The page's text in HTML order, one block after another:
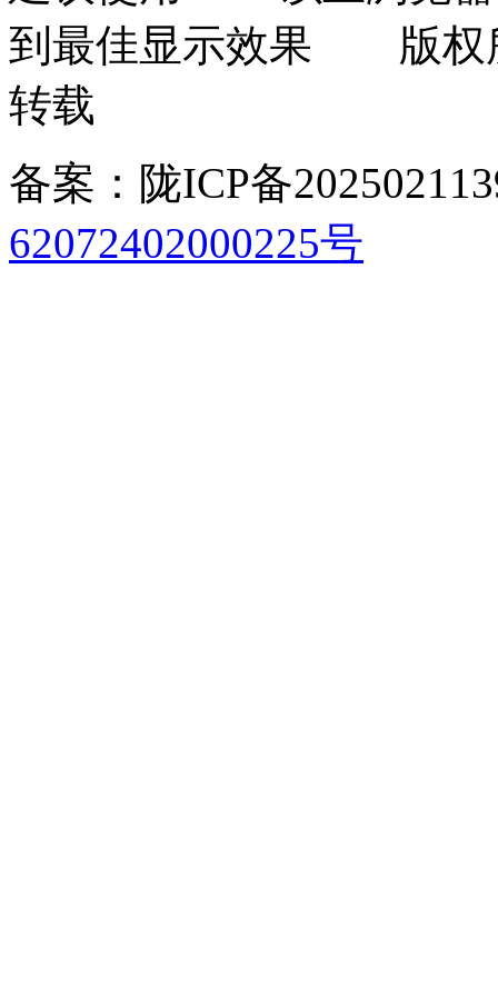
到最佳显示效果 版权
转载
备案：陇ICP备
62072402000225号